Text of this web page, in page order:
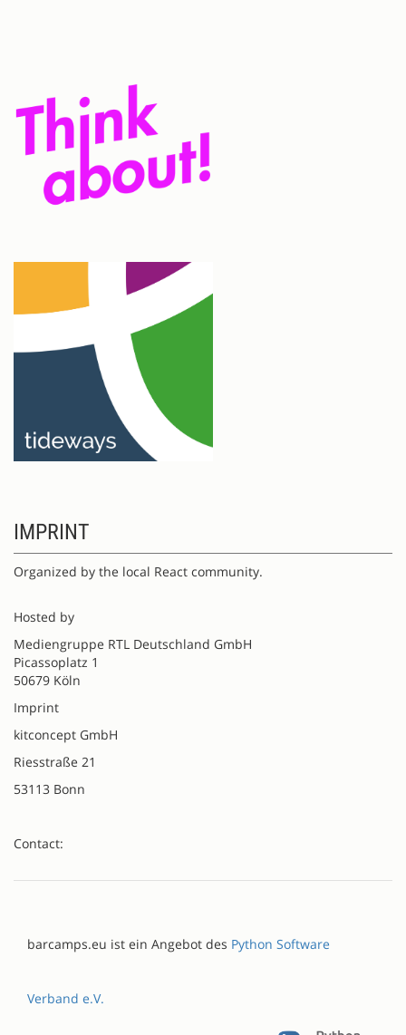
IMPRINT
Organized by the local React community.
Hosted by
Mediengruppe RTL Deutschland GmbH
Picassoplatz 1
50679 Köln
Imprint
kitconcept GmbH
Riesstraße 21
53113 Bonn
Contact:
barcamps.eu ist ein Angebot des Python Software
Verband e.V.